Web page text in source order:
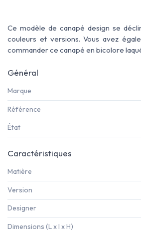
Ce modèle de canapé design se
couleurs et versions. Vous avez
commander ce canapé en bicolore
Général
Marque
Référence
État
Caractéristiques
Matière
Version
Designer
Dimensions (L x l x H)